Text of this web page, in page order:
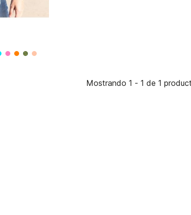
AzulRosaNaranja
ArmyCoral
Mostrando 1 - 1 de 1